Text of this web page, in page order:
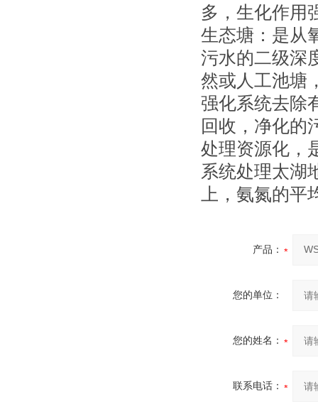
多，生化作用
生态塘：是从
污水的二级深
然或人工池塘
强化系统去除
回收，净化的
处理资源化，
系统处理太湖
上，氨氮的
产品：
您的单位：
您的姓名：
联系电话：